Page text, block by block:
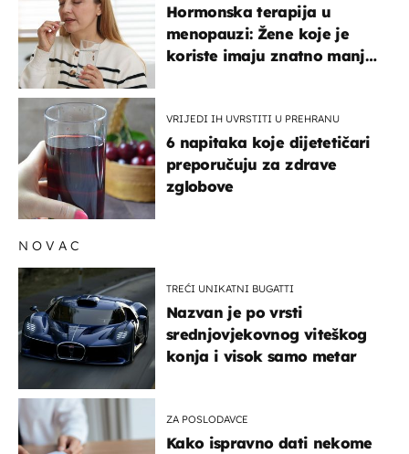
Hormonska terapija u
menopauzi: Žene koje je
koriste imaju znatno manji
VRIJEDI IH UVRSTITI U PREHRANU
6 napitaka koje dijetetičari
preporučuju za zdrave
zglobove
NOVAC
TREĆI UNIKATNI BUGATTI
Nazvan je po vrsti
srednjovjekovnog viteškog
konja i visok samo metar
ZA POSLODAVCE
Kako ispravno dati nekome